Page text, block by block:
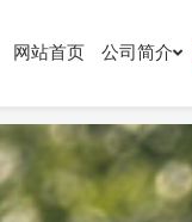
网站首页 公司简介